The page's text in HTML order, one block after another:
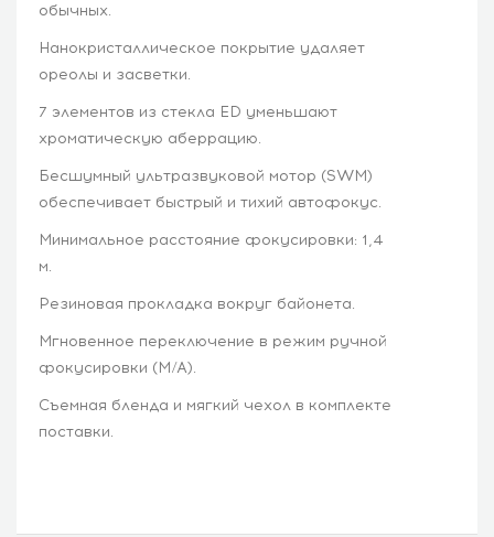
обычных.
Нанокристаллическое покрытие удаляет
ореолы и засветки.
7 элементов из стекла ED уменьшают
хроматическую аберрацию.
Бесшумный ультразвуковой мотор (SWM)
обеспечивает быстрый и тихий автофокус.
Минимальное расстояние фокусировки: 1,4
м.
Резиновая прокладка вокруг байонета.
Мгновенное переключение в режим ручной
фокусировки (M/A).
Съемная бленда и мягкий чехол в комплекте
поставки.